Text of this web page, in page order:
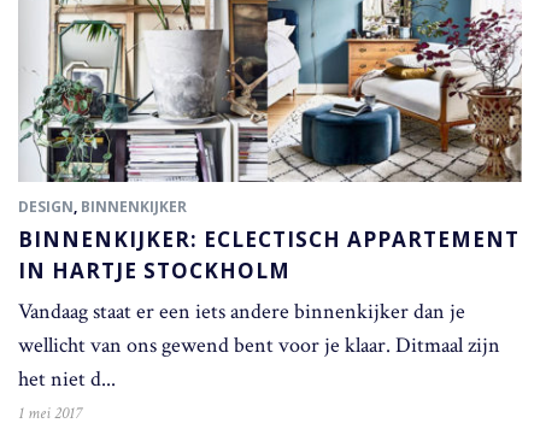
DESIGN, BINNENKIJKER
BINNENKIJKER: ECLECTISCH APPARTEMENT
IN HARTJE STOCKHOLM
Vandaag staat er een iets andere binnenkijker dan je
wellicht van ons gewend bent voor je klaar. Ditmaal zijn
het niet d...
1 mei 2017